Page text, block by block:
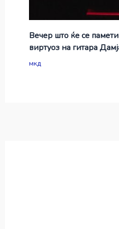
Вечер што ќе се
виртуоз на гитара
мкд